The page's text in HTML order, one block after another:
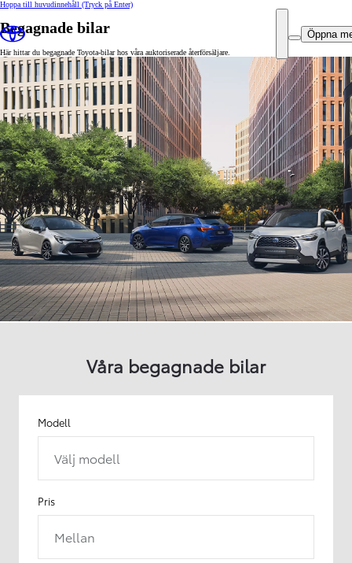
Hoppa till huvudinnehåll (Tryck på Enter)
Öppna
Begagnade bilar
Här hittar du begagnade Toyota-bilar hos våra auktoriserade återförsäljare.
Våra begagnade bilar
Modell
Välj modell
Pris
Mellan